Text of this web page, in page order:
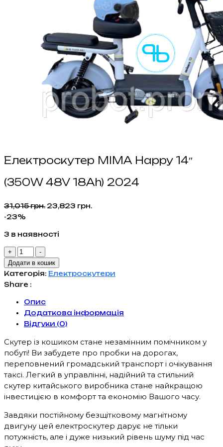
Електроскутер MIMA Happy 14″
(350W 48V 18Ah) 2024
31,015грн. Оригінальна
23,823 грн.
-23%
3 в наявності
+
Електроскутер
MIMA
Happy
14"
48V
18Ah)
2024
кількість
-
Додати в кошик
Категорія: Електроскутери
Share :
Опис
Додаткова інформація
Відгуки (0)
Скутер із кошиком стане незамінним помічником у
побуті! Ви забудете про пробки на дорогах,
переповнений громадський транспорт і очікування
таксі. Легкий в управлінні, надійний та стильний
скутер китайського виробника стане найкращою
інвестицією в комфорт та економію Вашого часу.
Завдяки постійному безщітковому магнітному
двигуну цей електроскутер дарує не тільки
потужність, але і дуже низький рівень шуму під час